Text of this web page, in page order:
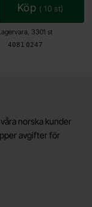
Art. nr
4081 0247
3301 st
Köp ( 10 st)
norska kunder
avgifter för